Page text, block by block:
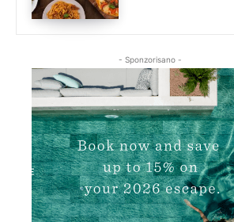
- Sponzorisano -